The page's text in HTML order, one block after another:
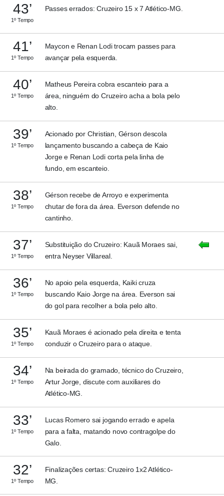
43’
1º Tempo
Passes errados: Cruzeiro 15 x 7 Atlético-MG.
41’
1º Tempo
Maycon e Renan Lodi trocam passes para
avançar pela esquerda.
40’
1º Tempo
Matheus Pereira cobra escanteio para a
área, ninguém do Cruzeiro acha a bola pelo
alto.
39’
1º Tempo
Acionado por Christian, Gérson descola
lançamento buscando a cabeça de Kaio
Jorge e Renan Lodi corta pela linha de
fundo, em escanteio.
38’
1º Tempo
Gérson recebe de Arroyo e experimenta
chutar de fora da área. Everson defende no
cantinho.
37’
1º Tempo
Substituição do Cruzeiro: Kauã Moraes sai,
entra Neyser Villareal.
36’
1º Tempo
No apoio pela esquerda, Kaiki cruza
buscando Kaio Jorge na área. Everson sai
do gol para recolher a bola pelo alto.
35’
1º Tempo
Kauã Moraes é acionado pela direita e tenta
conduzir o Cruzeiro para o ataque.
34’
1º Tempo
Na beirada do gramado, técnico do Cruzeiro,
Artur Jorge, discute com auxiliares do
Atlético-MG.
33’
1º Tempo
Lucas Romero sai jogando errado e apela
para a falta, matando novo contragolpe do
Galo.
32’
1º Tempo
Finalizações certas: Cruzeiro 1x2 Atlético-
MG.